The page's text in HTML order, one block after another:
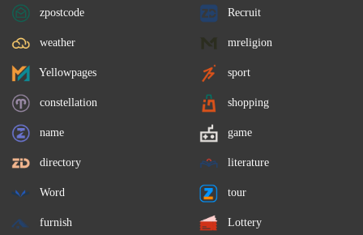
zpostcode Recruit
weather mreligion
Yellowpages sport
constellation shopping
name game
directory literature
Word tour
furnish Lottery